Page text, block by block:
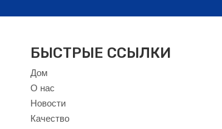
БЫСТРЫЕ ССЫЛКИ
Дом
О нас
Новости
Качество